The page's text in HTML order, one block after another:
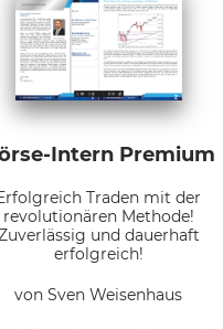
Intern Premium
Traden mit der
revolutionären Methode!
und dauerhaft
erfolgreich!
von Sven Weisenhaus